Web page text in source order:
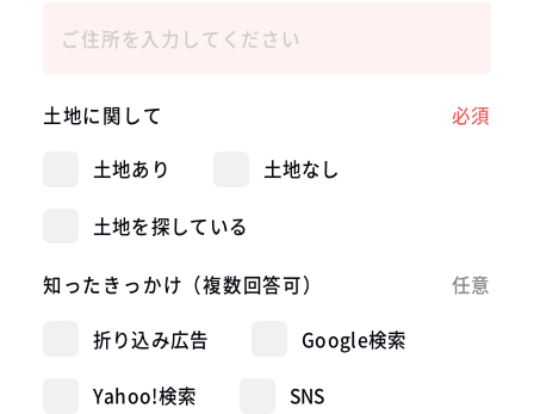
土地に関して 必須
土地あり 土地なし
土地を探している
知ったきっかけ （複数回答可） 任意
折り込み広告 Google検索
Yahoo!検索 SNS